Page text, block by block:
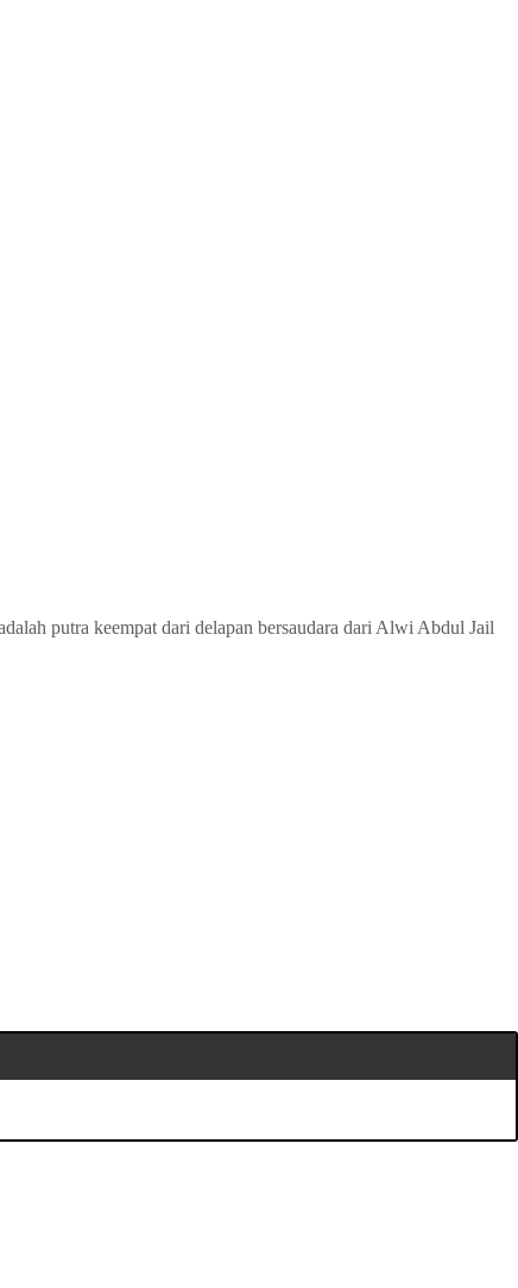
putra keempat dari delapan bersaudara dari Alwi Abdul Jail